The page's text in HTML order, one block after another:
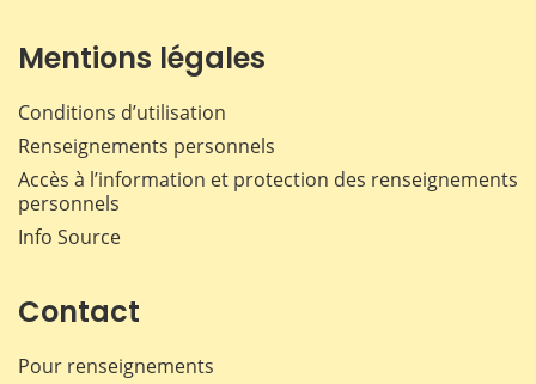
Mentions légales
Conditions d’utilisation
Renseignements personnels
Accès à l’information et protection des renseignements
personnels
Info Source
Contact
Pour renseignements